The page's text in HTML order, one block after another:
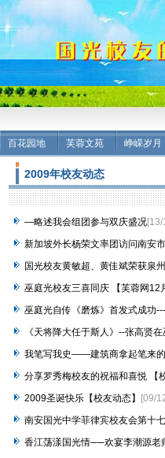
百花园地 芙蓉文苑 峥嵘岁月
2009年校友动态
—略述我会组团参与双庆盛况
新加坡外长杨荣文率团访问南安
国光校友黄敏超、黄佳斌荣获泉
巫庭光校友三喜同庆 【芙蓉网12
巫庭光自传《磨炼》首发式成功
《天将降大任于斯人》--张高贤
我笔写我史――建筑商拿起笔来
分享罗秀梅校友的祝福和喜悦 【
2009圣诞快乐【校友动态】
[09/
南安国光中学菲律宾校友会第十
香江荡漾国光情──欢宴李潮源老